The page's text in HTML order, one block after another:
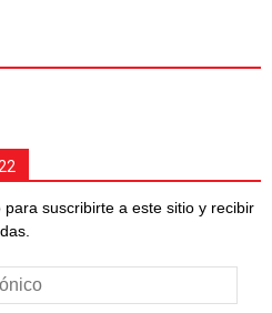
suscribirte a este sitio y recibir